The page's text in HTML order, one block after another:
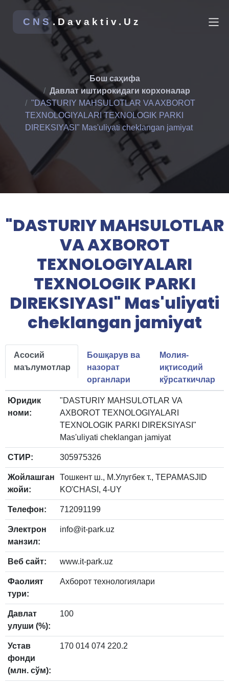
CNS.Davaktiv.Uz
Бош саҳифа
Давлат иштирокидаги корхоналар
"DASTURIY MAHSULOTLAR VA AXBOROT
TEXNOLOGIYALARI TEXNOLOGIK PARKI
DIREKSIYASI" Mas'uliyati cheklangan jamiyat
"DASTURIY MAHSULOTLAR
VA AXBOROT
TEXNOLOGIYALARI
TEXNOLOGIK PARKI
DIREKSIYASI" Mas'uliyati
cheklangan jamiyat
Асосий
маълумотлар
Бошқарув ва
назорат
органлари
Молия-
иқтисодий
кўрсаткичлар
Юридик
номи:
"DASTURIY MAHSULOTLAR VA
AXBOROT TEXNOLOGIYALARI
TEXNOLOGIK PARKI DIREKSIYASI"
Mas'uliyati cheklangan jamiyat
СТИР: 305975326
Жойлашган
жойи:
Тошкент ш., М.Улугбек т., TEPAMASJID
KO'CHASI, 4-UY
Телефон: 712091199
Электрон
манзил:
info@it-park.uz
Веб сайт: www.it-park.uz
Фаолият
тури:
Ахборот технологиялари
Давлат
улуши (%):
100
Устав
фонди
(млн. сўм):
170 014 074 220.2